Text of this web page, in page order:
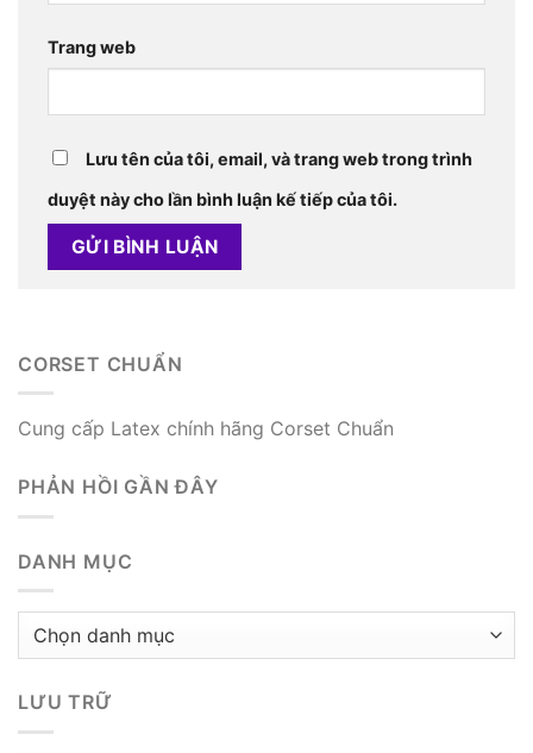
Trang web
Lưu tên của tôi, email, và trang web trong trình
duyệt này cho lần bình luận kế tiếp của tôi.
CORSET CHUẨN
Cung cấp Latex chính hãng Corset Chuẩn
PHẢN HỒI GẦN ĐÂY
DANH MỤC
Danh
LƯU TRỮ